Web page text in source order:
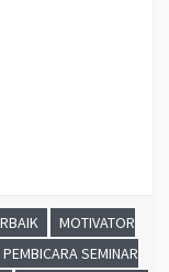
MOTIVATOR
PEMBICARA SEMINAR